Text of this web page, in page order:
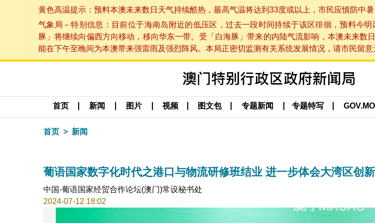
黄色高温提示：预料本澳未来数日天气持续酷热，最高气温将达到33度或以上，市民应慎防中
气象局－特别信息：目前位于海南岛附近的低压区，过去一段时间持续于该区徘徊，预料今
豚」将继续向偏西方向移动，移向华东一带。受「白海豚」带来的内陆气流影响，本澳未来
能在下午至晚间为本澳带来强雷雨及强烈阵风。本局正密切监测有关系统发展情况，请市民留
首页 新闻 图片 视频 图文包 专题新闻 专题特写 GOV.MO
首页 新闻
葡语国家数字化时代之港口与物流研修班结业 进一步体会大湾区创
中国-葡语国家经贸合作论坛(澳门)常设秘书处
2024-07-12 18:02